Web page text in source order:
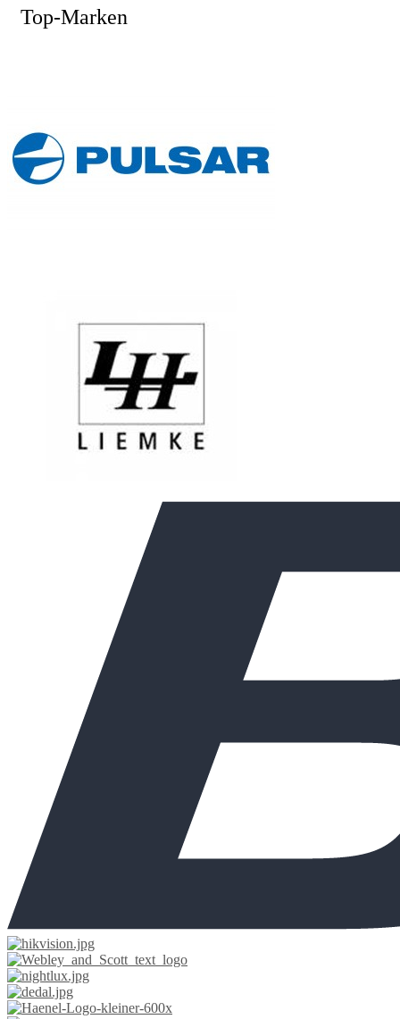
Top-Marken